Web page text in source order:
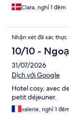
Clara, nghỉ 1 đêm
Nhận xét đã xác thực
10/10 -
31/07/2026
Dịch với Google
Hotel cosy, avec
petit déjeuner.
valerie, nghỉ 1